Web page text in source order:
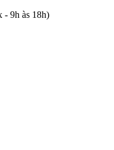
- 9h às 18h)